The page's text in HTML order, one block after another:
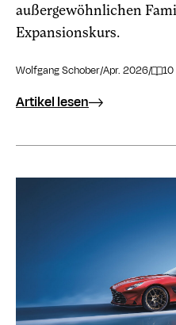
außergewöhnlichen
Expansionskurs.
Wolfgang Schober/Apr. 2026/ 10
Artikel lesen